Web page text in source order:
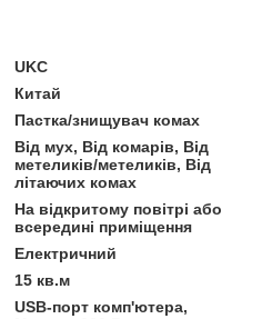
UKC
Китай
Пастка/знищувач комах
Від мух, Від комарів, Від
метеликів/метеликів, Від
літаючих комах
На відкритому повітрі або
всередині приміщення
Електричний
15 кв.м
USB-порт комп'ютера,